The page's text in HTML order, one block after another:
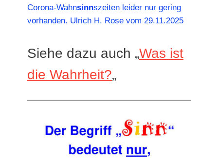
Corona-Wahnsinnszeiten leider nur gering
vorhanden. Ulrich H. Rose vom 29.11.2025
Siehe dazu auch „Was ist
die Wahrheit?„